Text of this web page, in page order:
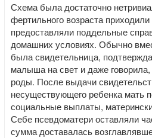
Схема была достаточно
фертильного возраста
предоставляли поддельные
домашних условиях. Обычно
была свидетельница,
малыша на свет и даже
роды. После выдачи
несуществующего ребенка мать
социальные выплаты,
Себе псевдоматери оставляли
сумма доставалась